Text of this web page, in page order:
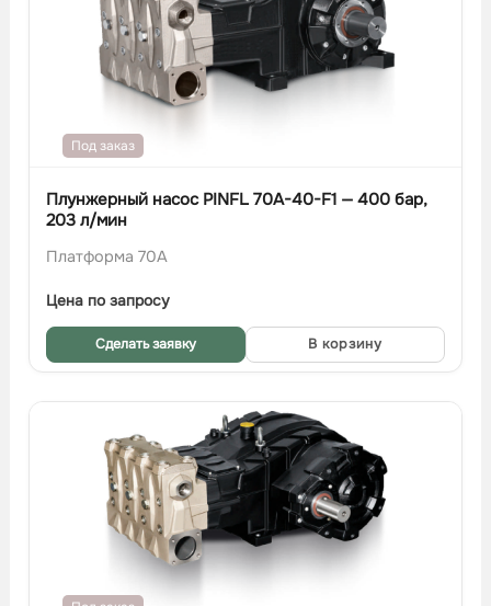
Под заказ
Плунжерный насос PINFL 70A-40-F1 — 400 бар,
203 л/мин
Платформа 70A
Цена по запросу
Сделать заявку В корзину